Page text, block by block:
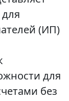
(ИП)
для
без